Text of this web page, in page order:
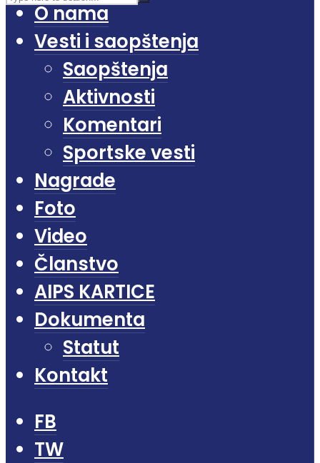
O nama
Vesti i saopštenja
Saopštenja
Aktivnosti
Komentari
Sportske vesti
Nagrade
Foto
Video
Članstvo
AIPS KARTICE
Dokumenta
Statut
Kontakt
FB
TW